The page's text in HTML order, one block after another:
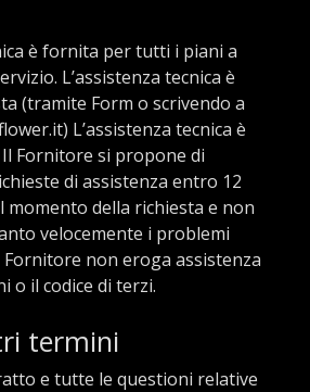
è fornita per tutti i piani a
L’assistenza tecnica è
(tramite Form o scrivendo a
L’assistenza tecnica è
Fornitore si propone di
di assistenza entro 12
momento della richiesta e non
velocemente i problemi
non eroga assistenza
o il codice di terzi.
termini
e tutte le questioni relative